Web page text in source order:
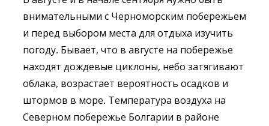
внимательными с Черноморским побережьем
и перед выбором места для отдыха изучить
погоду. Бывает, что в августе на побережье
находят дождевые циклоны, небо затягивают
облака, возрастает вероятность осадков и
штормов в море. Температура воздуха на
Северном побережье Болгарии в районе